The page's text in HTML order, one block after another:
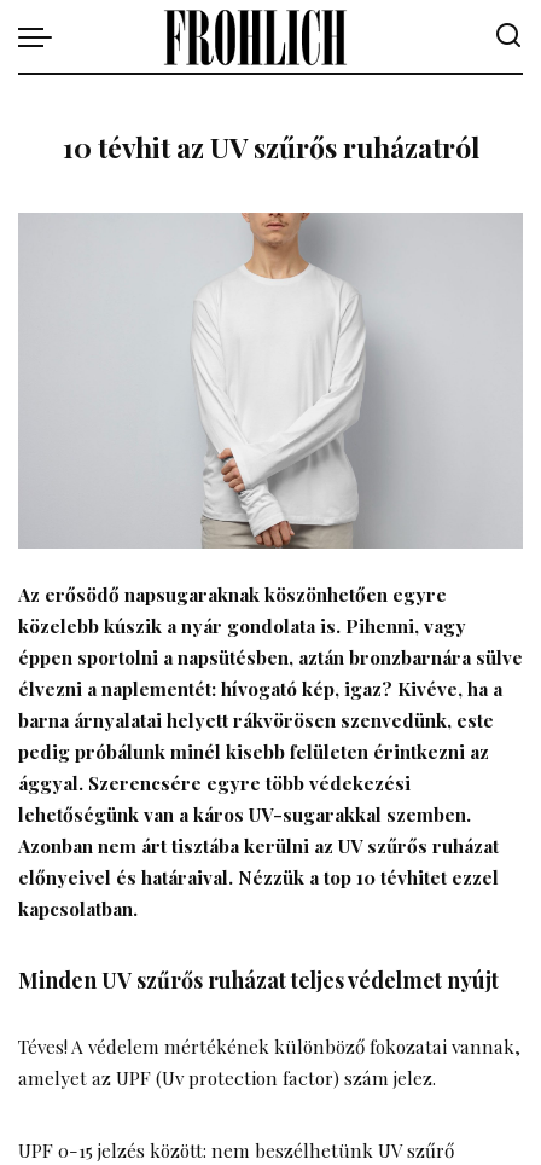
10 tévhit az UV szűrős ruházatról
Az erősödő napsugaraknak köszönhetően egyre
közelebb kúszik a nyár gondolata is. Pihenni, vagy
éppen sportolni a napsütésben, aztán bronzbarnára sülve
élvezni a naplementét: hívogató kép, igaz? Kivéve, ha a
barna árnyalatai helyett rákvörösen szenvedünk, este
pedig próbálunk minél kisebb felületen érintkezni az
ággyal. Szerencsére egyre több védekezési
lehetőségünk van a káros UV-sugarakkal szemben.
Azonban nem árt tisztába kerülni az UV szűrős ruházat
előnyeivel és határaival. Nézzük a top 10 tévhitet ezzel
kapcsolatban.
Minden UV szűrős ruházat teljes védelmet nyújt
Téves! A védelem mértékének különböző fokozatai vannak,
amelyet az UPF (Uv protection factor) szám jelez.
UPF 0-15 jelzés között: nem beszélhetünk UV szűrő